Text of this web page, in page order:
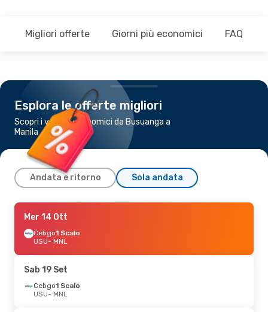
Migliori offerte Giorni più economici FAQ
Esplora le offerte migliori
Scopri i voli più economici da Busuanga a
Manila
Andata e ritorno Sola andata
Ven 28 Ago
Cebgo1 Scalo
USU- MNL
MNL- USU
Dom 20 Set- Dom 27 Set
Mer 14 Ott
Cebgo1 Scalo
USU- MNL
Sab 19 Set
Cebgo1 Scalo
USU- MNL